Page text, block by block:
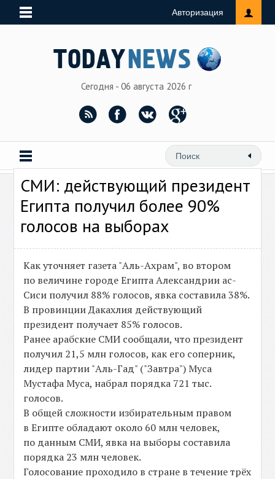
Авторизация
Сегодня - 06 августа 2026 г
СМИ: действующий президент
Египта получил более 90%
голосов на выборах
Как уточняет газета "Аль-Ахрам", во втором
по величине городе Египта Александрии ас-
Сиси получил 88% голосов, явка составила 38%.
В провинции Дакахлия действующий
президент получает 85% голосов.
Ранее арабские СМИ сообщали, что президент
получил 21,5 млн голосов, как его соперник,
лидер партии "Аль-Гад" ("Завтра") Муса
Мустафа Муса, набрал порядка 721 тыс.
голосов.
В общей сложности избирательным правом
в Египте обладают около 60 млн человек,
по данным СМИ, явка на выборы составила
порядка 23 млн человек.
Голосование проходило в стране в течение трёх